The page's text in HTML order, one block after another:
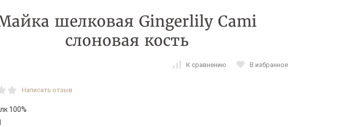
шелковая Gingerlily Cami
слоновая кость
К сравнению В избранное
Написать отзыв
100%